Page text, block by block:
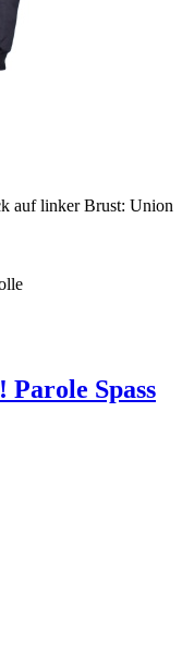
auf linker Brust: Union
Spass